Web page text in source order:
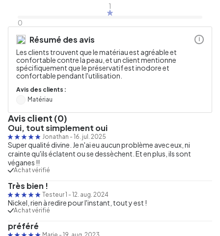
1
0
Résumé des avis
Les clients trouvent que le matériau est agréable et
confortable contre la peau, et un client mentionne
spécifiquement que le préservatif est inodore et
confortable pendant l'utilisation.
Avis des clients :
Matériau
i
Avis client (0)
Oui, tout simplement oui
Jonathan - 16. jul. 2025
Super qualité divine. Je n'ai eu aucun problème avec eux, ni
crainte qu'ils éclatent ou se dessèchent. Et en plus, ils sont
véganes !!
Achat vérifié
Très bien !
Testeur 1 - 12. aug. 2024
Nickel, rien à redire pour l'instant, tout y est !
Achat vérifié
préféré